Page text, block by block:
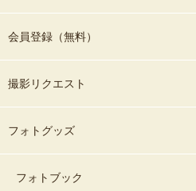
会員登録（無料）
撮影リクエスト
フォトグッズ
フォトブック